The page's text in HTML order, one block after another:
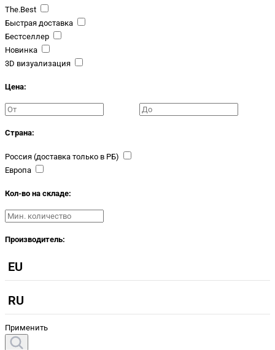
The.Best
Быстрая доставка
Бестселлер
Новинка
3D визуализация
Цена:
Страна:
Россия (доставка только в РБ)
Европа
Кол-во на складе:
Производитель:
EU
RU
Применить